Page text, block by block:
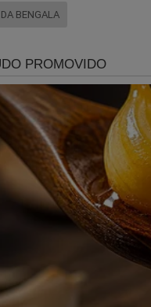
falam em
de rua
da PEC
Nacional e
é importante divulgar a
seja valorizada e para que
consta aqui, por que
do Supremo e seu
STF onde tantos se
Brasil que o senhor
de volta aos
DA BENGALA